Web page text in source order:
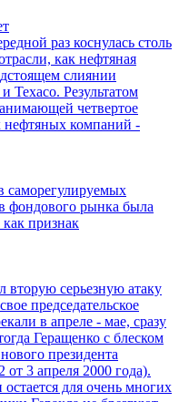
раз коснулась столь
как нефтяная
слиянии
Texaco. Результатом
четвертое
нефтяных компаний -
саморегулируемых
фондового рынка была
признак
серьезную атаку
председательское
в апреле - мае, сразу
Геращенко с блеском
президента
3 апреля 2000 года).
для очень многих